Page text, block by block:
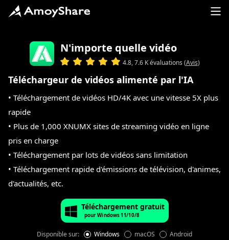
N'importe quelle vidéo
4.8, 7.6 K évaluations (Avis)
Téléchargeur de vidéos alimenté par l'IA
• Téléchargement de vidéos HD/4K avec une vitesse 5X plus
rapide
• Plus de 1,000 XNUMX sites de streaming vidéo en ligne
pris en charge
• Téléchargement par lots de vidéos sans limitation
• Téléchargement rapide d'émissions de télévision, d'animes,
d'actualités, etc.
Téléchargement gratuit
pour Windows 11/10/8
Disponible sur: Windows macOS Android